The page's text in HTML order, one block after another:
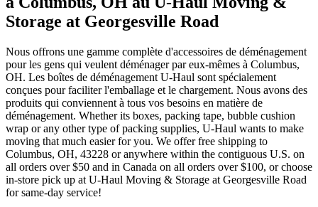
Storage at Georgesville Road
Nous offrons une gamme complète d'accessoires de déménagement
pour les gens qui veulent déménager par eux-mêmes à Columbus,
OH. Les boîtes de déménagement U-Haul sont spécialement
conçues pour faciliter l'emballage et le chargement. Nous avons des
produits qui conviennent à tous vos besoins en matière de
déménagement. Whether its boxes, packing tape, bubble cushion
wrap or any other type of packing supplies, U-Haul wants to make
moving that much easier for you. We offer free shipping to
Columbus, OH, 43228 or anywhere within the contiguous U.S. on
all orders over $50 and in Canada on all orders over $100, or choose
in-store pick up at U-Haul Moving & Storage at Georgesville Road
for same-day service!